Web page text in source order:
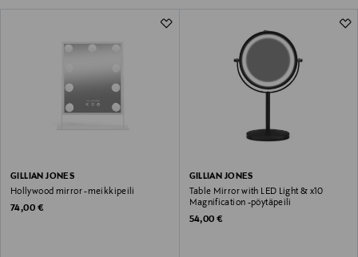
GILLIAN JONES
Hollywood mirror -meikkipeili
Original Price
74,00 €
GILLIAN JONES
Table Mirror with LED Light & x10
Magnification -pöytäpeili
Original Price
54,00 €